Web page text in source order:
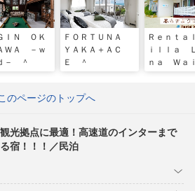
ＩＮ ＯＫ
ＷＡ －ｗ
－ ＾
ＦＯＲＴＵＮＡ
ＹＡＫＡ＋ＡＣ
Ｅ ＾
Ｒｅｎｔ
ｉｌｌａ
ｎａ Ｗａ
のページのトップへ
光拠点に最適！高速道のインターまで
宿！！！／民泊